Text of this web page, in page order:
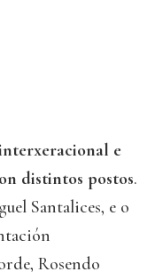
e
distintos postos.
Santalices, e o
Rosendo